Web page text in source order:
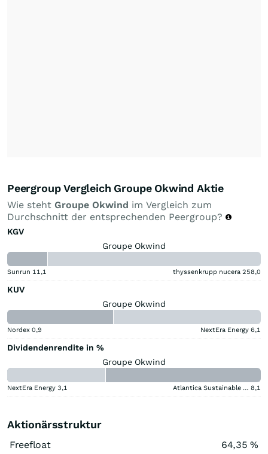
Peergroup Vergleich Groupe Okwind Aktie
Wie steht Groupe Okwind im Vergleich zum
Durchschnitt der entsprechenden Peergroup?
KGV
Groupe Okwind
Sunrun 11,1 thyssenkrupp nucera 258,0
KUV
Groupe Okwind
Nordex 0,9 NextEra Energy 6,1
Dividendenrendite in %
Groupe Okwind
NextEra Energy 3,1 Atlantica Sustainable Infrastructure 8,1
Aktionärsstruktur
Freefloat
64,35 %